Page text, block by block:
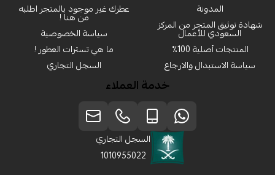
المدونة
شهادة توثيق المتجر من المركز
السعودي للأعمال
المنتجات أصلية 100٪
سياسة الاستبدال والارجاع
عطرك غير موجود بالمتجر اطلبه
من هنا !
سياسة الخصوصية
ما هي تسترات العطور !
السجل التجاري
خدمة العملاء
السجل التجاري
1010955022